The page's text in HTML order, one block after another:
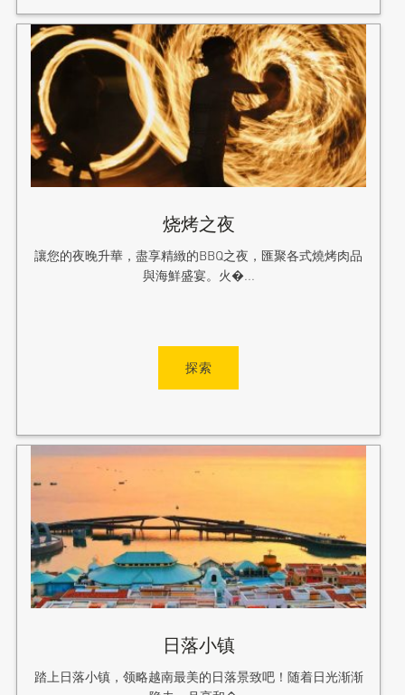
烧烤之夜
讓您的夜晚升華，盡享精緻的BBQ之夜，匯聚各式燒烤肉品
與海鮮盛宴。火�...
探索
日落小镇
踏上日落小镇，领略越南最美的日落景致吧！随着日光渐渐